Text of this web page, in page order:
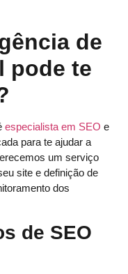
de
pode te
especialista em SEO e
para te ajudar a
um serviço
site e definição de
dos
de SEO